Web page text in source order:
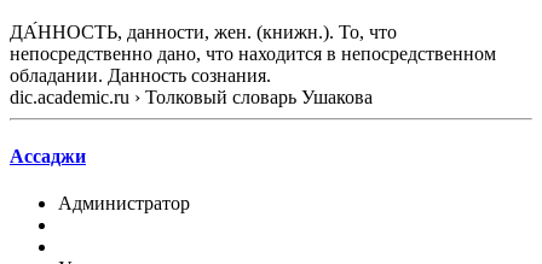
ДА́ННОСТЬ, данности, жен. (книжн.). То, что
непосредственно дано, что находится в непосредственном
обладании. Данность сознания.
dic.academic.ru › Толковый словарь Ушакова
Ассаджи
Администратор